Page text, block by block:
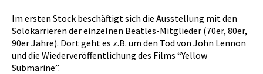
Im ersten Stock beschäftigt sich die Ausstellung mit den
Solokarrieren der einzelnen Beatles-Mitglieder (70er, 80er,
90er Jahre). Dort geht es z.B. um den Tod von John Lennon
und die Wiederveröffentlichung des Films “Yellow
Submarine”.